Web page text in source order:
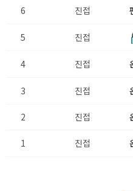
6 진접
5 진접
4 진접
3 진접
2 진접
1 진접